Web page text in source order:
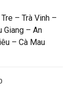
– Trà Vinh –
Giang – An
– Cà Mau